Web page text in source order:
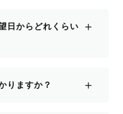
日からどれくらい
＋
りますか？ ＋